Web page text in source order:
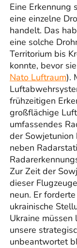
Eine Erkennung
eine einzelne
handelt. Das
eine solche
Territorium bis
konnte, bevor
Nato Luftraum).
frühzeitigen
großflächige
umfassendes
der Sowjetunion
neben
Zur Zeit der
dieser
neun. Er
ukrainische
Ukraine
unsere
unbeantwortet